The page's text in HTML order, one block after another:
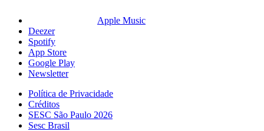
Apple Music
Deezer
Spotify
App Store
Google Play
Newsletter
Política de Privacidade
Créditos
SESC São Paulo 2026
Sesc Brasil